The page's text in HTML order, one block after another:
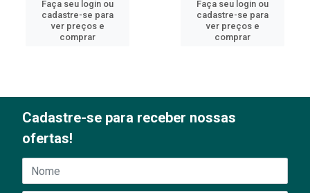
Faça seu login ou
cadastre-se para
ver preços e
comprar
Faça seu login ou
cadastre-se para
ver preços e
comprar
Cadastre-se para receber nossas
ofertas!